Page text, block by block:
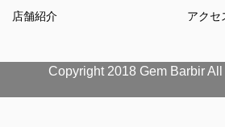
店舗紹介
アクセ
Copyright 2018 Gem Barbir